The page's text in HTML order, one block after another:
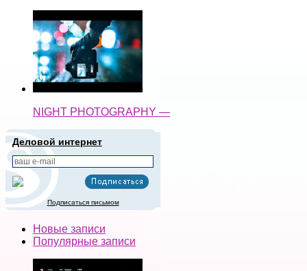
NIGHT PHOTOGRAPHY —
Деловой интернет
Подписаться письмом
Новые записи
Популярные записи